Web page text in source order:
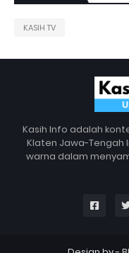
KASIH TV
Kasih Info adalah
Klaten Jawa-Tengah
warna dalam